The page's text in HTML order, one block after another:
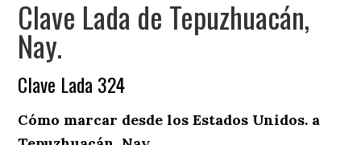
Clave Lada de Tepuzhuacán,
Nay.
Clave Lada 324
Cómo marcar desde los Estados Unidos. a